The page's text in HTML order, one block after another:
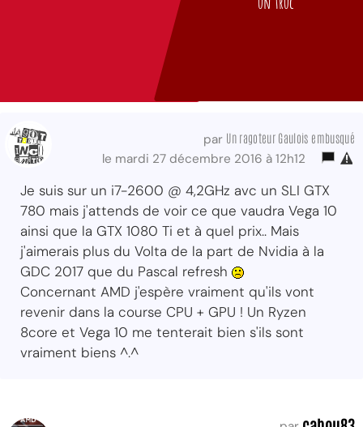
par Un ragoteur Gaulois embusqué
le mardi 27 décembre 2016 à 12h12
Je suis sur un i7-2600 @ 4,2GHz avc un SLI GTX
780 mais j'attends de voir ce que vaudra Vega 10
ainsi que la GTX 1080 Ti et à quel prix.. Mais
j'aimerais plus du Volta de la part de Nvidia à la
GDC 2017 que du Pascal refresh
Concernant AMD j'espère vraiment qu'ils vont
revenir dans la course CPU + GPU ! Un Ryzen
8core et Vega 10 me tenterait bien s'ils sont
vraiment biens ^.^